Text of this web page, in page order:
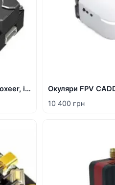
Відеопередавачі VTX оптом: Foxeer, iFlight, Peak, Readytosky, Skyzone, SOLOGOOD
10 400 грн